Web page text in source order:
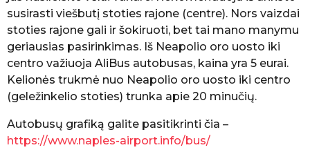
susirasti viešbutį stoties rajone (centre). Nors vaizdai
stoties rajone gali ir šokiruoti, bet tai mano manymu
geriausias pasirinkimas. Iš Neapolio oro uosto iki
centro važiuoja AliBus autobusas, kaina yra 5 eurai.
Kelionės trukmė nuo Neapolio oro uosto iki centro
(geležinkelio stoties) trunka apie 20 minučių.
Autobusų grafiką galite pasitikrinti čia –
https://www.naples-airport.info/bus/